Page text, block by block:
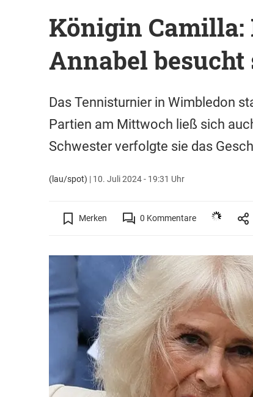
Königin
Annabel
Das Tennisturnier in Wimbledon
Partien am Mittwoch ließ sich
Schwester verfolgte sie das
(lau/spot) | 10. Juli 2024 - 19:31 Uhr
Merken 0 Kommentare